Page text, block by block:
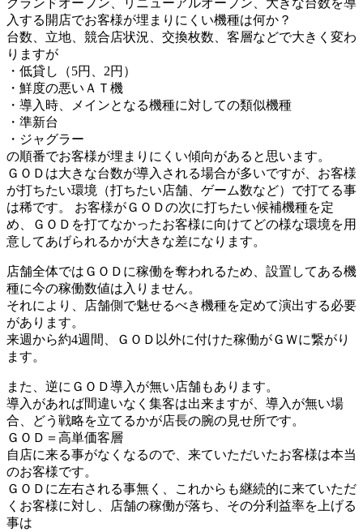
入する開店でお客様が埋まりにくい機種は何か？
台数、立地、競合店状況、交換枚数、客層などで大きく変わ
りますが
・低貸し（5円、2円）
・鮮度の悪いＡＴ機
・導入時、メインとなる機種に対しての類似機種
・準新台
・ジャグラー
の順番でお客様が埋まりにくい傾向があると思います。
ＧＯＤは大きな台数が導入される場合が多いですが、お客様
が打ちたい環境（打ちたい店舗、ゲーム数など）で打てる事
は稀です。 お客様がＧＯＤの次に打ちたい候補機種を定
め、ＧＯＤを打てなかったお客様に向けてどの様な環境を用
意してあげられるかが大きな差になります。
店舗全体ではＧＯＤに稼働を奪われるため、設置してある機
種に今の稼働数値は入りません。
それにより、店舗側で魅せるべき機種を定めて演出する必要
があります。
来週から約4週間、ＧＯＤ以外に付けた稼働がＧＷに繋がり
ます。
また、逆にＧＯＤ導入が無い店舗もあります。
導入があれば間違いなく集客は出来ますが、導入が無い場
合、どう戦略を立てるかが店長の腕の見せ所です。
ＧＯＤ＝高単価客層
自店に来る事がなくなるので、来ていただいたお客様は本当
のお客様です。
ＧＯＤに左右される事無く、これからも継続的に来ていただ
くお客様に対し、店舗の稼働が落ち、その分利益率を上げる
事は